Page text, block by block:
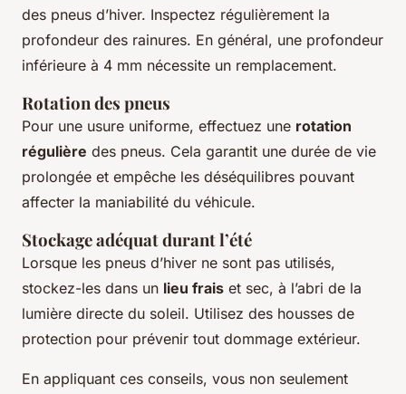
des pneus d’hiver. Inspectez régulièrement la
profondeur des rainures. En général, une profondeur
inférieure à 4 mm nécessite un remplacement.
Rotation des pneus
Pour une usure uniforme, effectuez une rotation
régulière des pneus. Cela garantit une durée de vie
prolongée et empêche les déséquilibres pouvant
affecter la maniabilité du véhicule.
Stockage adéquat durant l’été
Lorsque les pneus d’hiver ne sont pas utilisés,
stockez-les dans un lieu frais et sec, à l’abri de la
lumière directe du soleil. Utilisez des housses de
protection pour prévenir tout dommage extérieur.
En appliquant ces conseils, vous non seulement